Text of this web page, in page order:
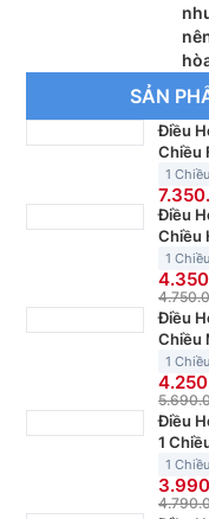
SẢN
Điều
Chiều
1 Chiều
Điều
Chiều
1 Chiều
Điều
Chiều
1 Chiều
Điều
1
1 Chiều